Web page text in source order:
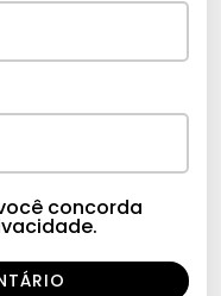
concorda